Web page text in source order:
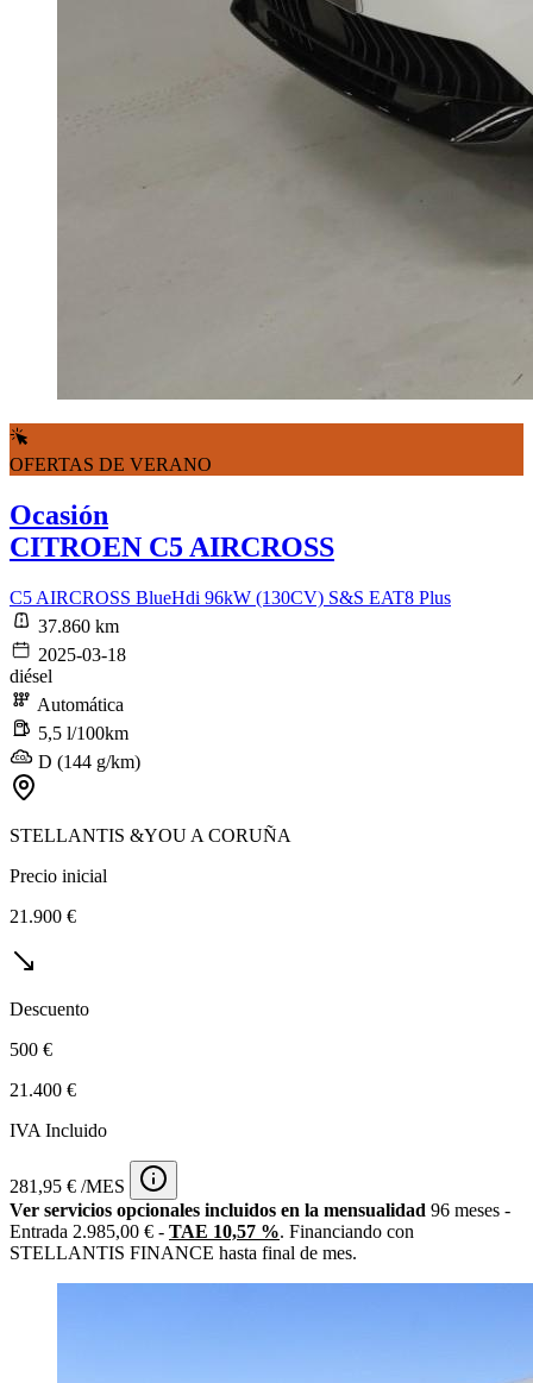
OFERTAS DE VERANO
Ocasión
CITROEN C5 AIRCROSS
C5 AIRCROSS BlueHdi 96kW (130CV) S&S EAT8 Plus
37.860 km
2025-03-18
diésel
Automática
5,5 l/100km
D (144 g/km)
STELLANTIS &YOU A CORUÑA
Precio inicial
21.900 €
Descuento
500 €
21.400 €
IVA Incluido
281,95 € /MES
Ver servicios opcionales incluidos en la mensualidad 96 meses -
Entrada 2.985,00 € - TAE 10,57 %. Financiando con
STELLANTIS FINANCE hasta final de mes.